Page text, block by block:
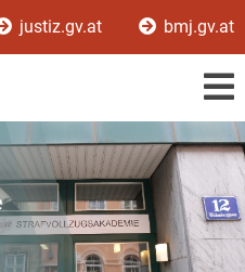
justiz.gv.at bmj.gv.at